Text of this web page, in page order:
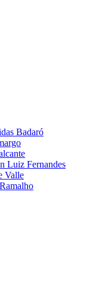
Badaró
Luiz Fernandes
Valle